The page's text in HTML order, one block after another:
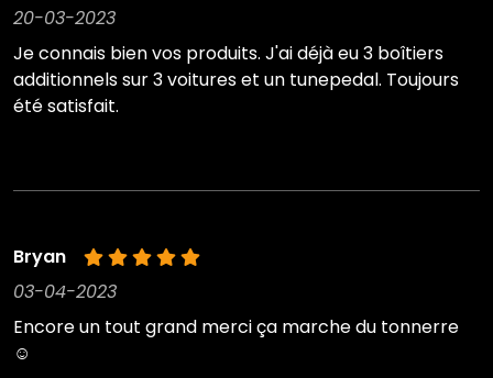
20-03-2023
Je connais bien vos produits. J'ai déjà eu 3 boîtiers
additionnels sur 3 voitures et un tunepedal. Toujours
été satisfait.
Bryan
03-04-2023
Encore un tout grand merci ça marche du tonnerre
☺️